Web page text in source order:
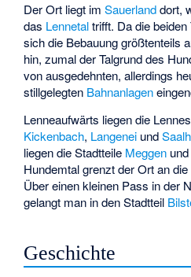
Der Ort liegt imSauerlanddort,
das Lennetaltrifft. Da die
sich die Bebauung größtenteils
hin, zumal der Talgrund des
von ausgedehnten, allerdings
stillgelegten Bahnanlagen
Lenneaufwärts liegen die
Kickenbach, Langenei und
liegen die Stadtteile Meggen
Hundemtal grenzt der Ort an
Über einen kleinen Pass in der
gelangt man in den Stadtteil
Geschichte